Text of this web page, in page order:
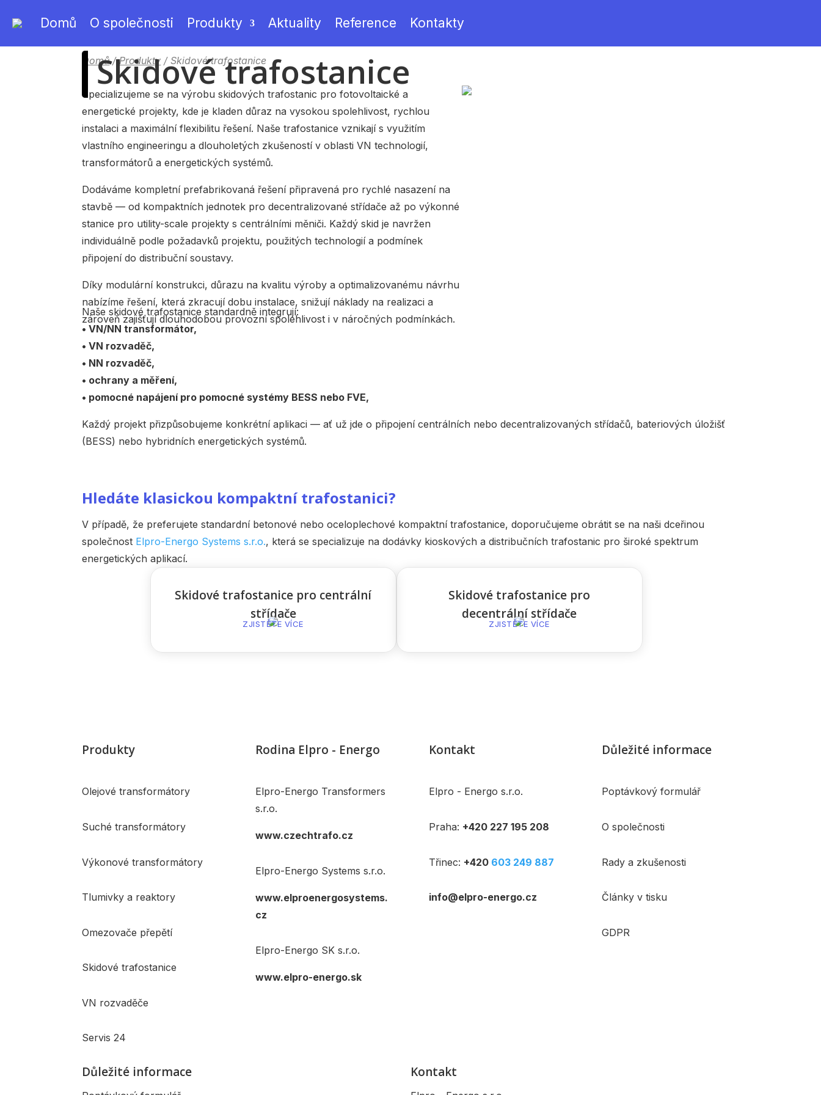
Domů O společnosti Produkty Aktuality Reference Kontakty
Domů/Produkty / Skidové trafostanice
Skidové trafostanice
Specializujeme se na výrobu skidových trafostanic pro fotovoltaické a
energetické projekty, kde je kladen důraz na vysokou spolehlivost, rychlou
instalaci a maximální flexibilitu řešení. Naše trafostanice vznikají s využitím
vlastního engineeringu a dlouholetých zkušeností v oblasti VN technologií,
transformátorů a energetických systémů.
Dodáváme kompletní prefabrikovaná řešení připravená pro rychlé nasazení na
stavbě — od kompaktních jednotek pro decentralizované střídače až po výkonné
stanice pro utility-scale projekty s centrálními měniči. Každý skid je navržen
individuálně podle požadavků projektu, použitých technologií a podmínek
připojení do distribuční soustavy.
Díky modulární konstrukci, důrazu na kvalitu výroby a optimalizovanému návrhu
nabízíme řešení, která zkracují dobu instalace, snižují náklady na realizaci a
zároveň zajišťují dlouhodobou provozní spolehlivost i v náročných podmínkách.
Naše skidové trafostanice standardně integrují:
• VN/NN transformátor,
• VN rozvaděč,
• NN rozvaděč,
• ochrany a měření,
• pomocné napájení pro pomocné systémy BESS nebo FVE,
Každý projekt přizpůsobujeme konkrétní aplikaci — ať už jde o připojení centrálních nebo decentralizovaných střídačů, bateriových úložišť
(BESS) nebo hybridních energetických systémů.
Hledáte klasickou kompaktní trafostanici?
V případě, že preferujete standardní betonové nebo oceloplechové kompaktní trafostanice, doporučujeme obrátit se na naši dceřinou
společnost Elpro-Energo Systems s.r.o., která se specializuje na dodávky kioskových a distribučních trafostanic pro široké spektrum
energetických aplikací.
Skidové trafostanice pro centrální
střídače
ZJISTĚTE VÍCE
Skidové trafostanice pro
decentrální střídače
ZJISTĚTE VÍCE
Produkty
Olejové transformátory
Suché transformátory
Výkonové transformátory
Tlumivky a reaktory
Omezovače přepětí
Skidové trafostanice
VN rozvaděče
Servis 24
Rodina Elpro - Energo
Elpro-Energo Transformers
s.r.o.
www.czechtrafo.cz
Elpro-Energo Systems s.r.o.
www.elproenergosystems.
cz
Elpro-Energo SK s.r.o.
www.elpro-energo.sk
Kontakt
Elpro - Energo s.r.o.
Praha: +420 227 195 208
Třinec: +420 603 249 887
info@elpro-energo.cz
Důležité informace
Poptávkový formulář
O společnosti
Rady a zkušenosti
Články v tisku
GDPR
Důležité informace Kontakt